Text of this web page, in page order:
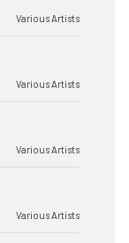
Various Artists
Various Artists
Various Artists
Various Artists